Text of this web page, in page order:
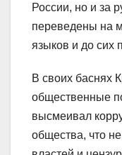
России, но и за
переведены на
языков и до сих
В своих баснях
общественные
высмеивал
общества, что